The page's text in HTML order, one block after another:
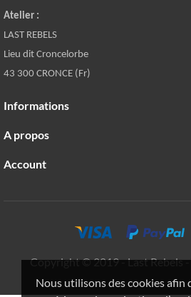
Nous utilisons des cookies afin
Atelier :
LAST REBELS
Lieu dit Croncelorbe
43 300 CRONCE (Fr)
Informations
A propos
Account
Copyright © 2019 - Last Rebels